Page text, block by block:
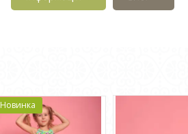
Новинка